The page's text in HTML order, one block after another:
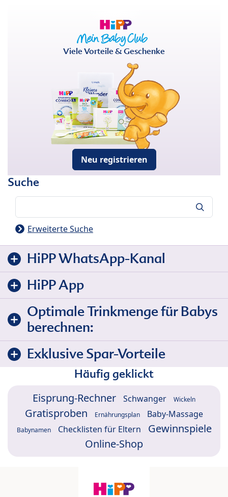
Viele Vorteile & Geschenke
Neu registrieren
Suche
Erweiterte Suche
HiPP WhatsApp-Kanal
HiPP App
Optimale Trinkmenge für Babys
berechnen:
Exklusive Spar-Vorteile
Häufig geklickt
Eisprung-Rechner Schwanger Wickeln
Gratisproben Ernährungsplan Baby-Massage
Babynamen Checklisten für Eltern
Gewinnspiele
Online-Shop